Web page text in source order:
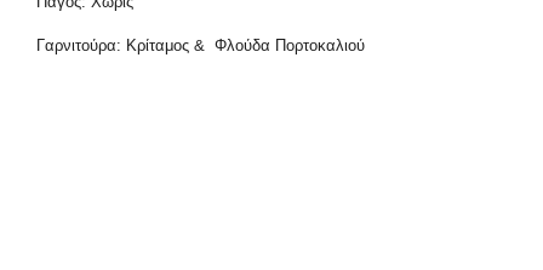
Γαρνιτούρα: Κρίταμος & Φλούδα Πορτοκαλιού